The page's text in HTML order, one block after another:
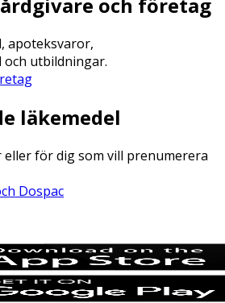
apoteksvaror,
utbildningar.
läkemedel
för dig som vill prenumerera
Dospac